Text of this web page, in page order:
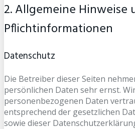
2. Allgemeine Hinweise
Pflichtinformationen
Datenschutz
Die Betreiber dieser Seiten
persönlichen Daten sehr ernst.
personenbezogenen Daten
entsprechend der gesetzlichen
sowie dieser